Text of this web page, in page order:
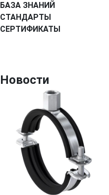
БАЗА ЗНАНИЙ
СТАНДАРТЫ
СЕРТИФИКАТЫ
Новости